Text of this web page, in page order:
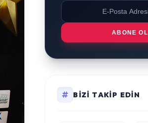
ABONE OL
BIZI TAKIP EDIN